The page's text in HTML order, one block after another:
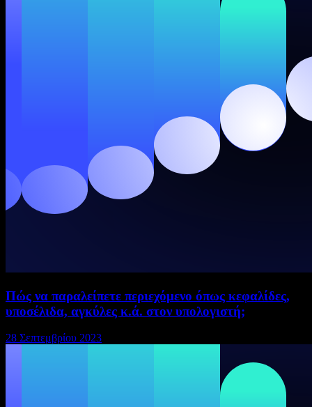
Πώς να παραλείπετε περιεχόμενο όπως κεφαλίδες,
υποσέλιδα, αγκύλες κ.ά. στον υπολογιστή;
28 Σεπτεμβρίου 2023